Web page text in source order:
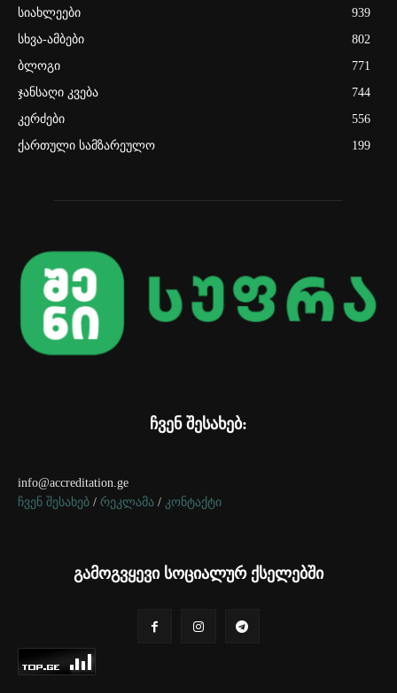
სიახლეები
939
სხვა-ამბები
802
ბლოგი
771
ჯანსაღი კვება
744
კერძები
556
ქართული სამზარეულო
199
ჩვენ შესახებ:
info@accreditation.ge
ჩვენ შესახებ / რეკლამა / კონტაქტი
გამოგვყევი სოციალურ ქსელებში